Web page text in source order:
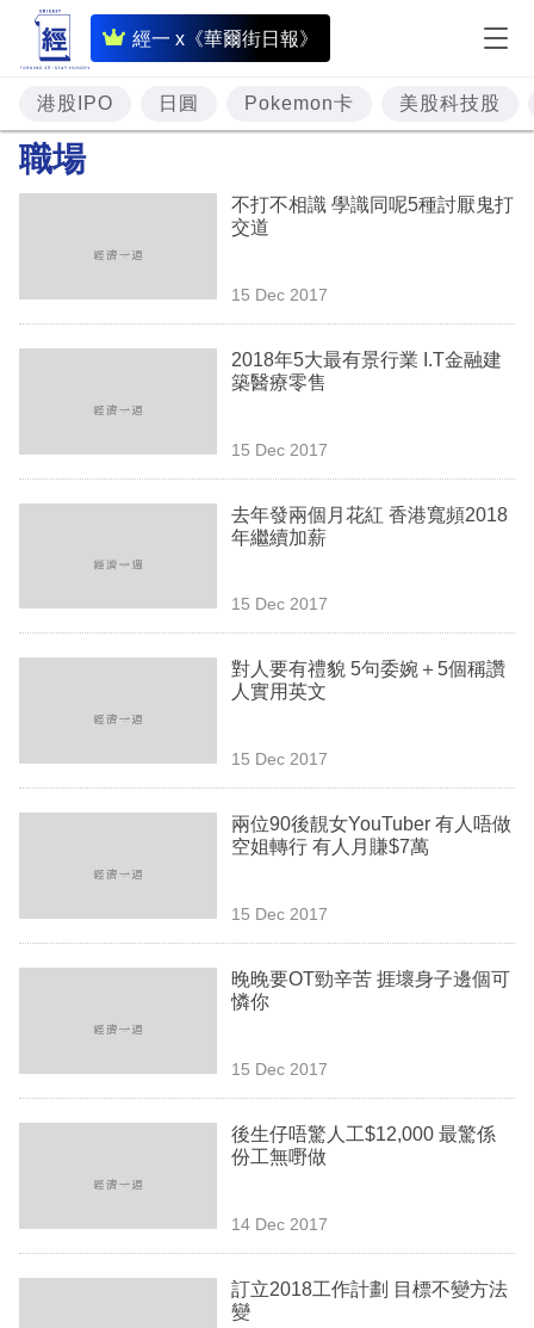
經一 x《華爾街日報》
即
時
財
經
資
樓
技
生
欄
區
港股IPO 日圓 Pokemon卡 美股科技股
職場
不打不相識 學識同呢5種討厭鬼打
交道
15 Dec 2017
2018年5大最有景行業 I.T金融建
築醫療零售
15 Dec 2017
去年發兩個月花紅 香港寬頻2018
年繼續加薪
15 Dec 2017
對人要有禮貌 5句委婉＋5個稱讚
人實用英文
15 Dec 2017
兩位90後靚女YouTuber 有人唔做
空姐轉行 有人月賺$7萬
15 Dec 2017
晚晚要OT勁辛苦 捱壞身子邊個可
憐你
15 Dec 2017
後生仔唔驚人工$12,000 最驚係
份工無嘢做
14 Dec 2017
訂立2018工作計劃 目標不變方法
變